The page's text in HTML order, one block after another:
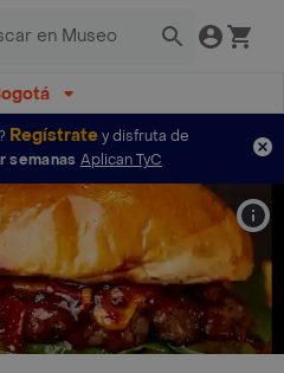
Regístratey disfruta de
semanas Aplican TyC